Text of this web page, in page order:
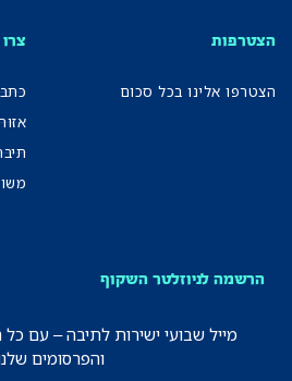
הצטרפות
הצטרפו אלינו בכל סכום
הרשמה לניוזלטר השקוף
מייל שבועי ישירות לתיבה – עם
והפרסומים